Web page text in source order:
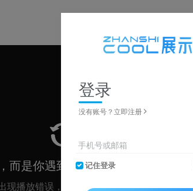
登录
没有账号？立即注册
手机号或邮箱
记住登录